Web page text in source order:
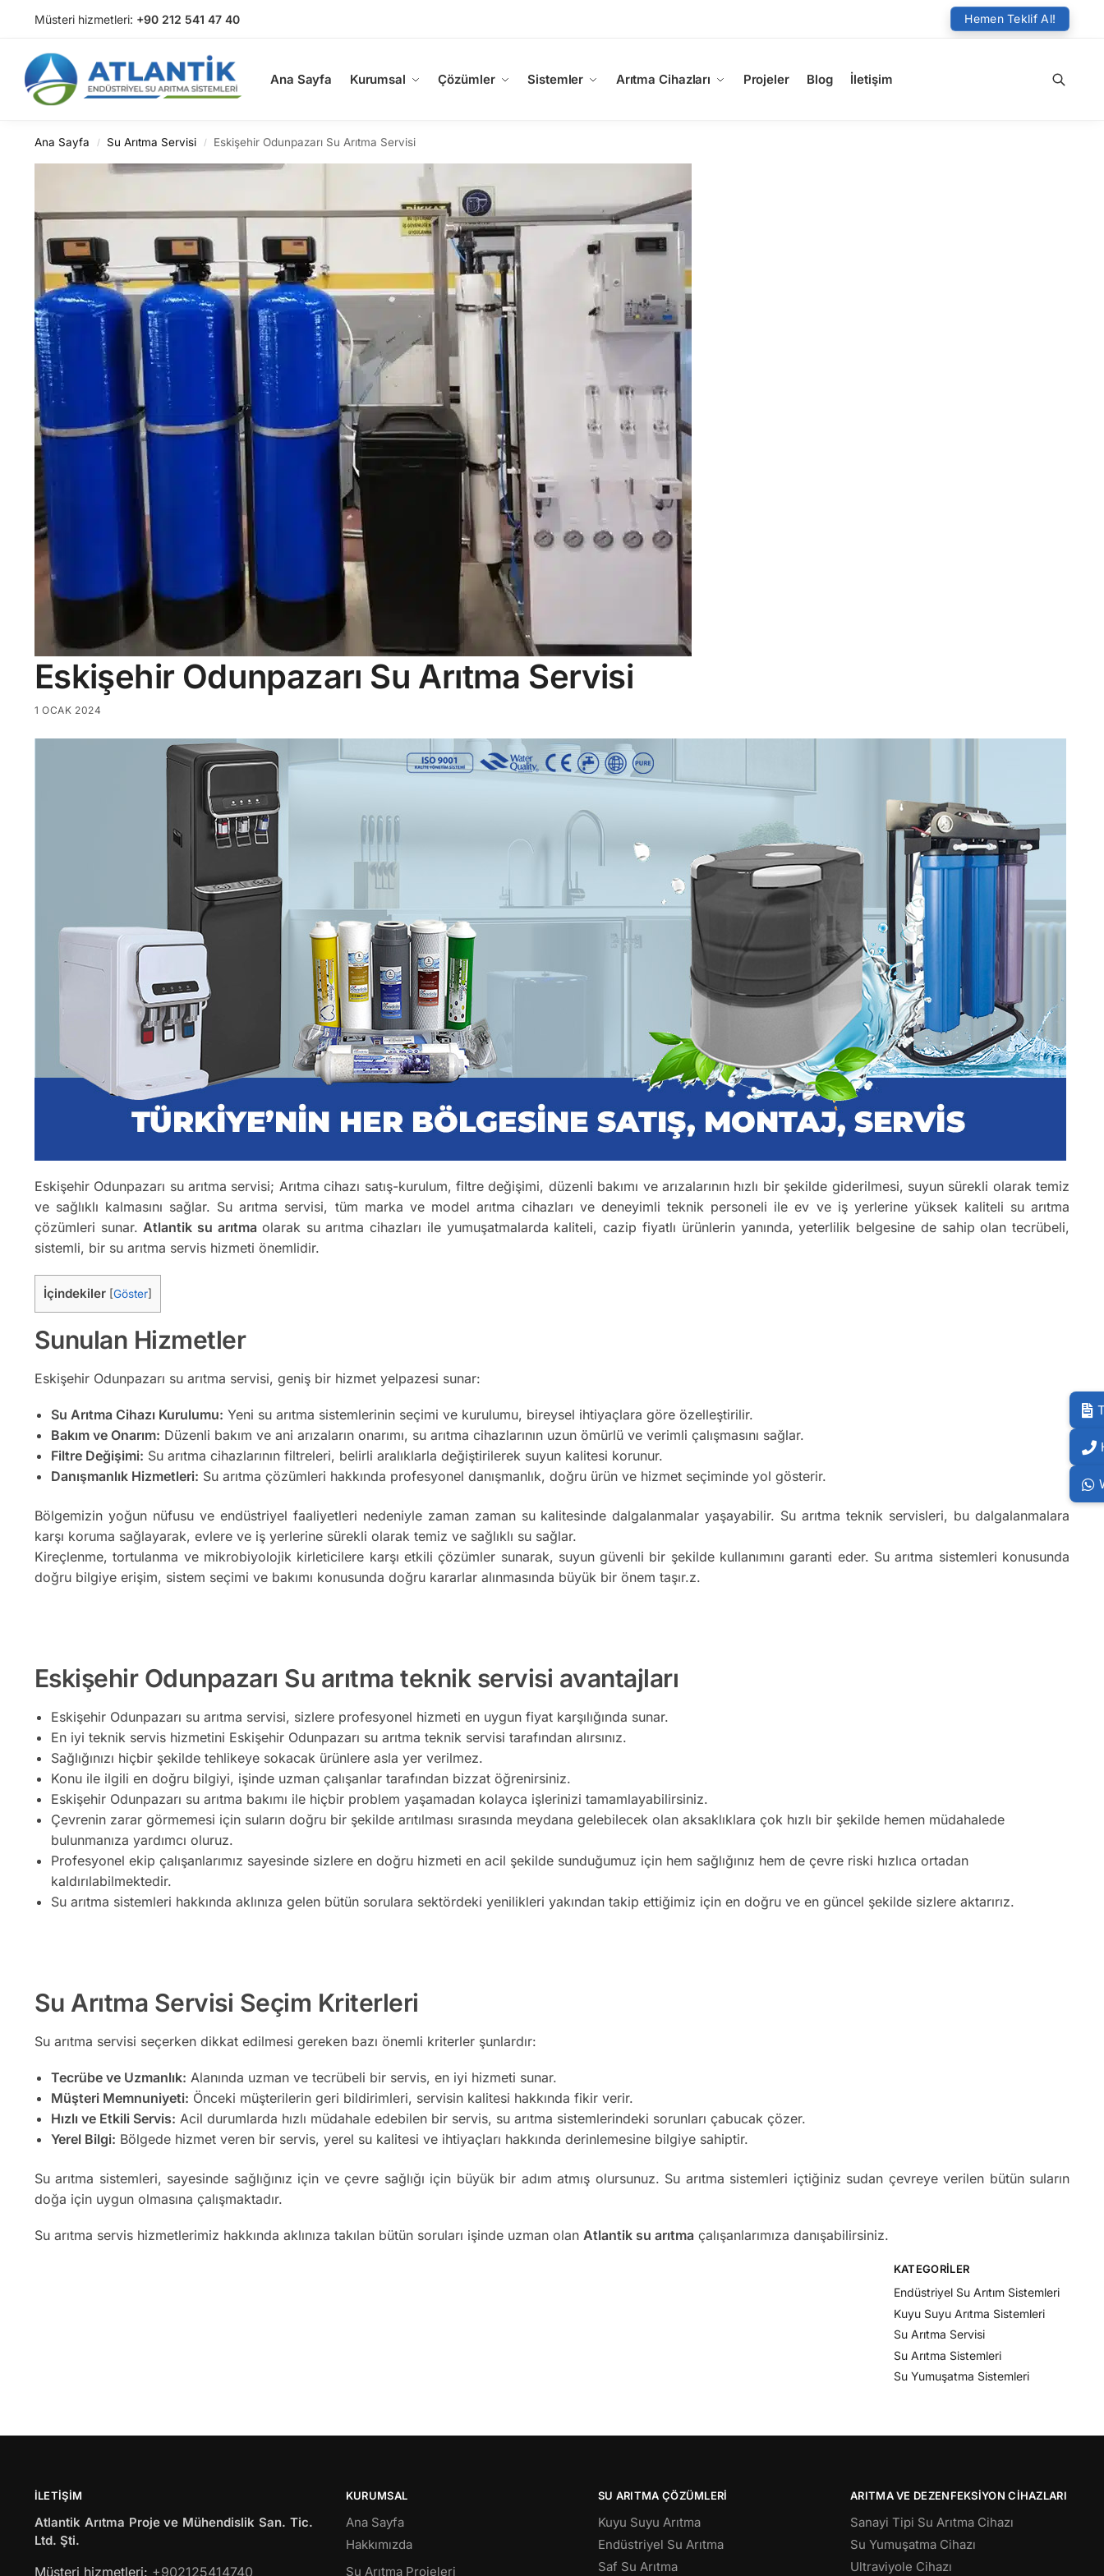
Müsteri hizmetleri: +90 212 541 47 40 Hemen Teklif Al!
Ana Sayfa Kurumsal Çözümler Sistemler Arıtma Cihazları Projeler Blog İletişim
Arama
Ara
Ana Sayfa / Su Arıtma Servisi / Eskişehir Odunpazarı Su Arıtma Servisi
Eskişehir Odunpazarı Su Arıtma Servisi
1 OCAK 2024
Eskişehir Odunpazarı su arıtma servisi; Arıtma cihazı satış-kurulum, filtre değişimi, düzenli bakımı ve arızalarının hızlı bir şekilde giderilmesi, suyun sürekli olarak temiz
ve sağlıklı kalmasını sağlar. Su arıtma servisi, tüm marka ve model arıtma cihazları ve deneyimli teknik personeli ile ev ve iş yerlerine yüksek kaliteli su arıtma
çözümleri sunar.Atlantik su arıtma olarak su arıtma cihazları ile yumuşatmalarda kaliteli, cazip fiyatlı ürünlerin yanında, yeterlilik belgesine de sahip olan tecrübeli,
sistemli, bir su arıtma servis hizmeti önemlidir.
İçindekiler [Göster]
Sunulan Hizmetler
Eskişehir Odunpazarı su arıtma servisi, geniş bir hizmet yelpazesi sunar:
Su Arıtma Cihazı Kurulumu: Yeni su arıtma sistemlerinin seçimi ve kurulumu, bireysel ihtiyaçlara göre özelleştirilir.
Bakım ve Onarım: Düzenli bakım ve ani arızaların onarımı, su arıtma cihazlarının uzun ömürlü ve verimli çalışmasını sağlar.
Filtre Değişimi: Su arıtma cihazlarının filtreleri, belirli aralıklarla değiştirilerek suyun kalitesi korunur.
Danışmanlık Hizmetleri: Su arıtma çözümleri hakkında profesyonel danışmanlık, doğru ürün ve hizmet seçiminde yol gösterir.
Bölgemizin yoğun nüfusu ve endüstriyel faaliyetleri nedeniyle zaman zaman su kalitesinde dalgalanmalar yaşayabilir. Su arıtma teknik servisleri, bu dalgalanmalara
karşı koruma sağlayarak, evlere ve iş yerlerine sürekli olarak temiz ve sağlıklı su sağlar.
Kireçlenme, tortulanma ve mikrobiyolojik kirleticilere karşı etkili çözümler sunarak, suyun güvenli bir şekilde kullanımını garanti eder. Su arıtma sistemleri konusunda
doğru bilgiye erişim, sistem seçimi ve bakımı konusunda doğru kararlar alınmasında büyük bir önem taşır.z.
Eskişehir Odunpazarı Su arıtma teknik servisi avantajları
Eskişehir Odunpazarı su arıtma servisi, sizlere profesyonel hizmeti en uygun fiyat karşılığında sunar.
En iyi teknik servis hizmetini Eskişehir Odunpazarı su arıtma teknik servisi tarafından alırsınız.
Sağlığınızı hiçbir şekilde tehlikeye sokacak ürünlere asla yer verilmez.
Konu ile ilgili en doğru bilgiyi, işinde uzman çalışanlar tarafından bizzat öğrenirsiniz.
Eskişehir Odunpazarı su arıtma bakımı ile hiçbir problem yaşamadan kolayca işlerinizi tamamlayabilirsiniz.
Çevrenin zarar görmemesi için suların doğru bir şekilde arıtılması sırasında meydana gelebilecek olan aksaklıklara çok hızlı bir şekilde hemen müdahalede
bulunmanıza yardımcı oluruz.
Profesyonel ekip çalışanlarımız sayesinde sizlere en doğru hizmeti en acil şekilde sunduğumuz için hem sağlığınız hem de çevre riski hızlıca ortadan
kaldırılabilmektedir.
Su arıtma sistemleri hakkında aklınıza gelen bütün sorulara sektördeki yenilikleri yakından takip ettiğimiz için en doğru ve en güncel şekilde sizlere aktarırız.
Su Arıtma Servisi Seçim Kriterleri
Su arıtma servisi seçerken dikkat edilmesi gereken bazı önemli kriterler şunlardır:
Tecrübe ve Uzmanlık: Alanında uzman ve tecrübeli bir servis, en iyi hizmeti sunar.
Müşteri Memnuniyeti: Önceki müşterilerin geri bildirimleri, servisin kalitesi hakkında fikir verir.
Hızlı ve Etkili Servis: Acil durumlarda hızlı müdahale edebilen bir servis, su arıtma sistemlerindeki sorunları çabucak çözer.
Yerel Bilgi: Bölgede hizmet veren bir servis, yerel su kalitesi ve ihtiyaçları hakkında derinlemesine bilgiye sahiptir.
Su arıtma sistemleri, sayesinde sağlığınız için ve çevre sağlığı için büyük bir adım atmış olursunuz. Su arıtma sistemleri içtiğiniz sudan çevreye verilen bütün suların
doğa için uygun olmasına çalışmaktadır.
Su arıtma servis hizmetlerimiz hakkında aklınıza takılan bütün soruları işinde uzman olan Atlantik su arıtma çalışanlarımıza danışabilirsiniz.
KATEGORILER
Endüstriyel Su Arıtım Sistemleri
Kuyu Suyu Arıtma Sistemleri
Su Arıtma Servisi
Su Arıtma Sistemleri
Su Yumuşatma Sistemleri
İLETIŞIM
Atlantik Arıtma Proje ve Mühendislik San. Tic.
Ltd. Şti.
Müsteri hizmetleri: +902125414740
KURUMSAL
Ana Sayfa
Hakkımızda
Su Arıtma Projeleri
SU ARITMA ÇÖZÜMLERI
Kuyu Suyu Arıtma
Endüstriyel Su Arıtma
Saf Su Arıtma
ARITMA VE DEZENFEKSIYON CIHAZLARI
Sanayi Tipi Su Arıtma Cihazı
Su Yumuşatma Cihazı
Ultraviyole Cihazı